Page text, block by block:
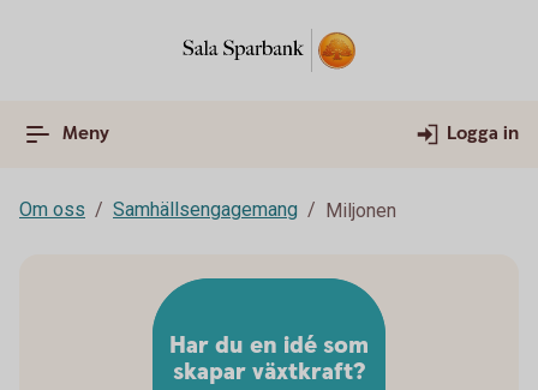
Meny Logga in
Om oss Samhällsengagemang Miljonen
Har du en idé som
skapar växtkraft?